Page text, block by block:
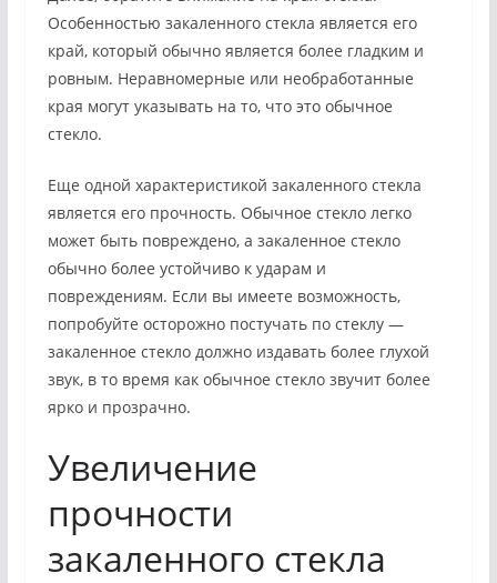
Особенностью закаленного стекла является его
край, который обычно является более гладким и
ровным. Неравномерные или необработанные
края могут указывать на то, что это обычное
стекло.
Еще одной характеристикой закаленного стекла
является его прочность. Обычное стекло легко
может быть повреждено, а закаленное стекло
обычно более устойчиво к ударам и
повреждениям. Если вы имеете возможность,
попробуйте осторожно постучать по стеклу —
закаленное стекло должно издавать более глухой
звук, в то время как обычное стекло звучит более
ярко и прозрачно.
Увеличение
прочности
закаленного стекла